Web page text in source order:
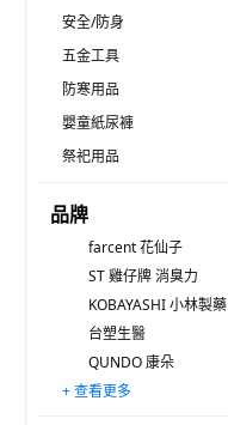
安全/防身
五金工具
防寒用品
嬰童紙尿褲
祭祀用品
品牌
farcent 花仙子
ST 雞仔牌 消臭力
KOBAYASHI 小林製藥
台塑生醫
QUNDO 康朵
KOBAYASHI 小林製藥 消臭元
ST 雞仔牌
ZOOM
Magic Amah 妙管家
臭味滾 ODOUT
febreze 風倍清
KOBAYASHI 小林製藥 無香空間
TOWA 東和產業
glade 滿庭香
You Can Buy
環境大善
Nature's Air Sponge
ST 雞仔牌 脫臭碳
OP
COGIT
+ 查看更多